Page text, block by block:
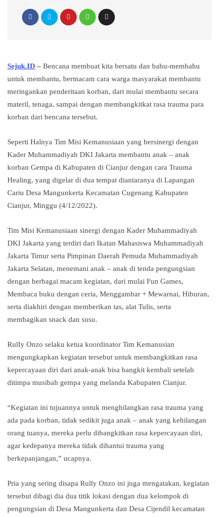
Sejuk.ID – Bencana membuat kita bersatu dan bahu-membahu
untuk membantu, bermacam cara warga masyarakat membantu
meringankan penderitaan korban, dari mulai membantu secara
materil, tenaga, sampai dengan membangkitkat rasa trauma para
korban dari bencana tersebut.
Seperti Halnya Tim Misi Kemanusiaan yang bersinergi dengan
Kader Muhammadiyah DKI Jakarta membantu anak – anak
korban Gempa di Kabupaten di Cianjur dengan cara Trauma
Healing, yang digelar di dua tempat diantaranya di Lapangan
Cariu Desa Mangunkerta Kecamatan Cugenang Kabupaten
Cianjur, Minggu (4/12/2022).
Tim Misi Kemanusiaan sinergi dengan Kader Muhammadiyah
DKI Jakarta yang terdiri dari Ikatan Mahasiswa Muhammadiyah
Jakarta Timur serta Pimpinan Daerah Pemuda Muhammadiyah
Jakarta Selatan, menemani anak – anak di tenda pengungsian
dengan berbagai macam kegiatan, dari mulai Fun Games,
Membaca buku dengan ceria, Menggambar + Mewarnai, Hiburan,
serta diakhiri dengan memberikan tas, alat Tulis, serta
membagikan snack dan susu.
RulIy Onzo selaku ketua koordinator Tim Kemanusian
mengungkapkan kegiatan tersebut untuk membangkitkan rasa
kepercayaan diri dari anak-anak bisa bangkit kembali setelah
ditimpa musibah gempa yang melanda Kabupaten Cianjur.
“Kegiatan ini tujuannya untuk menghilangkan rasa trauma yang
ada pada korban, tidak sedikit juga anak – anak yang kehilangan
orang tuanya, mereka perlu dibangkitkan rasa kepercayaan diri,
agar kedepanya mereka tidak dihantui trauma yang
berkepanjangan,” ucapnya.
Pria yang sering disapa Rully Onzo ini juga mengatakan, kegiatan
tersebut dibagi dia dua titik lokasi dengan dua kelompok di
pengungsian di Desa Mangunkerta dan Desa Cijendil kecamatan